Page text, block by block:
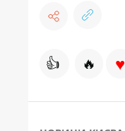
👍 🔥 ♥